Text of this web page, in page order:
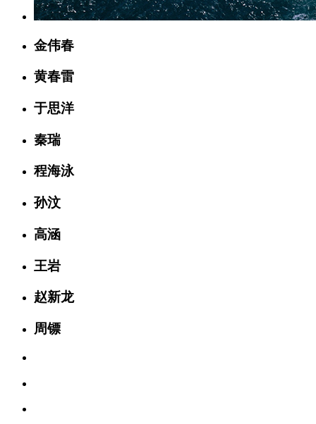
金伟春
黄春雷
于思洋
秦瑞
程海泳
孙汶
高涵
王岩
赵新龙
周镖